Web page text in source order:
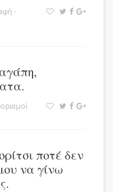
·
ποτέ δεν
να γίνω